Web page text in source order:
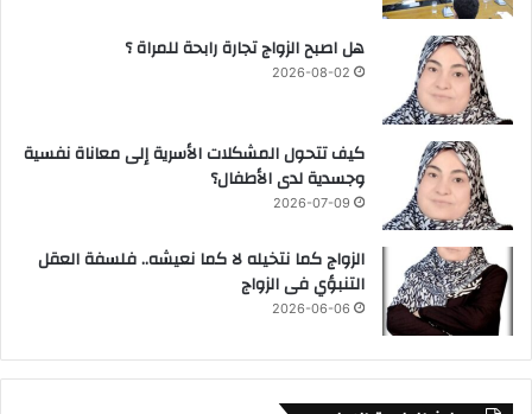
هل اصبح الزواج تجارة رابحة للمراة ؟
2026-08-02
كيف تتحول المشكلات الأسرية إلى معاناة نفسية
وجسدية لدى الأطفال؟
2026-07-09
الزواج كما نتخيله لا كما نعيشه.. فلسفة العقل
التنبؤي فى الزواج
2026-06-06